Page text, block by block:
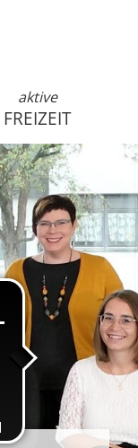
anmelden
aktive
FREIZEIT